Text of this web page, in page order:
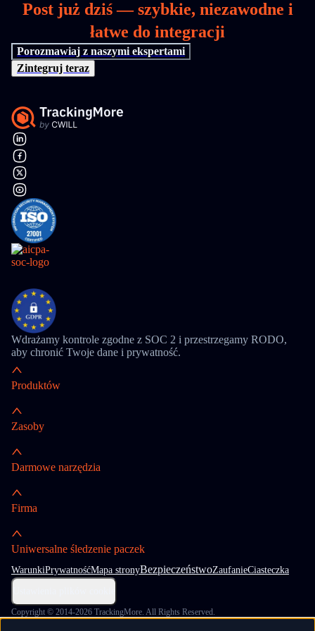
Post już dziś — szybkie, niezawodne i
łatwe do integracji
Porozmawiaj z naszymi ekspertami
Zintegruj teraz
Wdrażamy kontrole zgodne z SOC 2 i przestrzegamy RODO,
aby chronić Twoje dane i prywatność.
Produktów
Zasoby
Darmowe narzędzia
Firma
Uniwersalne śledzenie paczek
WarunkiPrywatnośćMapa stronyBezpieczeństwoZaufanieCiasteczka
Copyright © 2014-2026 TrackingMore. All Rights Reserved.